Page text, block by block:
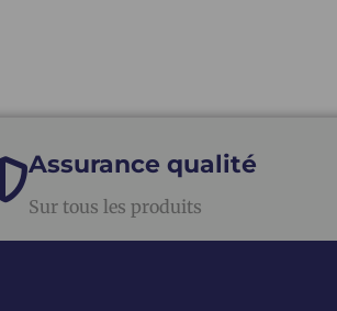
Assurance qualité
Sur tous les produits